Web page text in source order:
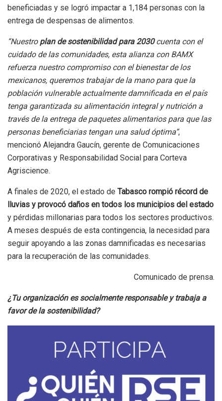
beneficiadas y se logró impactar a 1,184 personas con la
entrega de despensas de alimentos.
“Nuestro plan de sostenibilidad para 2030cuenta con el
cuidado de las comunidades, esta alianza con BAMX
refuerza nuestro compromiso con el bienestar de los
mexicanos, queremos trabajar de la mano para que la
población vulnerable actualmente damnificada en el país
tenga garantizada su alimentación integral y nutrición a
través de la entrega de paquetes alimentarios para que las
personas beneficiarias tengan una salud óptima”,
mencionó Alejandra Gaucín, gerente de Comunicaciones
Corporativas y Responsabilidad Social para Corteva
Agriscience.
A finales de 2020, el estado de Tabasco rompió récord de
lluvias y provocó daños en todos los municipios del estado
y pérdidas millonarias para todos los sectores productivos.
A meses después de esta contingencia, la necesidad para
seguir apoyando a las zonas damnificadas es necesarias
para la recuperación de las comunidades.
Comunicado de prensa.
¿Tu organización es socialmente responsable y trabaja a
favor de la sostenibilidad?